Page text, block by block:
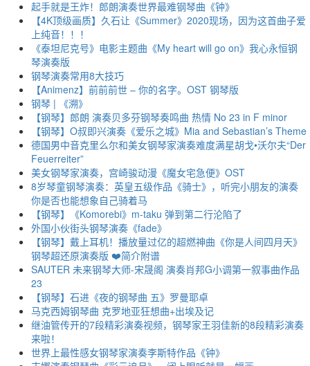
起手就是王炸！郎朗演奏世界最难钢琴曲《钟》
【4K顶级画质】久石让《Summer》2020现场，因为这首曲子爱
上纯音！！！
《泰坦尼克号》电影主题曲《My heart will go on》我心永恒钢
琴演奏版
钢琴演奏常用8大技巧
【Animenz】前前前世 – 你的名字。OST 钢琴版
钢琴 | 《溯》
【钢琴】郎朗 演奏贝多芬钢琴奏鸣曲 热情 No 23 in F minor
【钢琴】O叔即兴演奏《爱乐之城》Mia and Sebastian’s Theme
德国男中音克里么尔和美女钢琴家演奏难度满星胡戈•沃尔夫“Der
Feuerreiter”
美女钢琴家演奏，宫崎骏动漫《魔女宅急便》OST
8岁琴童钢琴演奏：英皇五级作品《骑士》，听完小朋友的演奏
你是否也能想象自己骑着马
【钢琴】《Komorebi》m-taku 弹到第二行沦陷了
外国小伙街头钢琴演奏《fade》
【钢琴】戴上耳机！播放量过亿的超燃神曲《你是人间四月天》
钢琴超还原演奏版 ❤️简介附谱
SAUTER 未来钢琴大师-宋晟阁 演奏肖邦G小调第一叙事曲作品
23
【钢琴】石进《夜的钢琴曲 五》罗曼耶卓
马克西姆钢琴曲 克罗地亚狂想曲+出埃及记
继油管传开的7段精彩演奏视频，钢琴家王羽佳新的8段精彩演奏
来啦！
世界上最性感女钢琴家演奏李斯特作品《钟》